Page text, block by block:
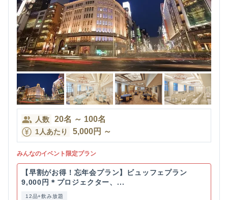
人数 20名 ～ 100名
1人あたり 5,000円 ～
みんなのイベント限定プラン
【早割がお得！忘年会プラン】ビュッフェプラン
9,000円＊プロジェクター、...
12品+飲み放題